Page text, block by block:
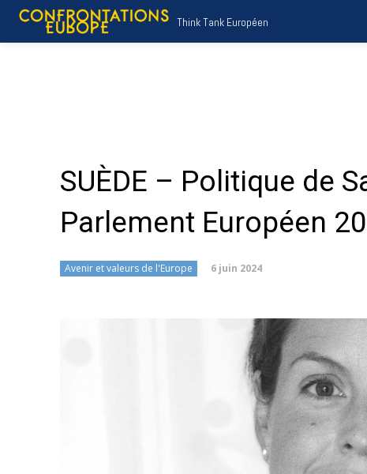
Think Tank Européen
SUÈDE – Politique de
Parlement Européen
Avenir et valeurs de l'Europe 6 juin 2024